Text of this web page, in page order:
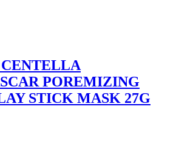
CENTELLA
POREMIZING
STICK MASK 27G